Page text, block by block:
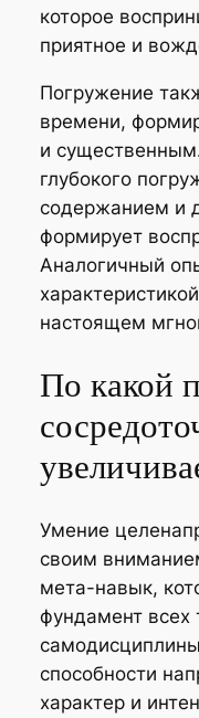
которое
приятное и
Погружение
времени,
и
глубокого
содержанием и
формирует
Аналогичный
настоящем
По какой
Умение
своим
мета-навык,
фундамент всех
способности
характер и